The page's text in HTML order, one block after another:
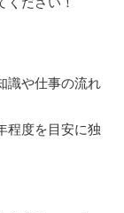
識や仕事の流れ
程度を目安に独